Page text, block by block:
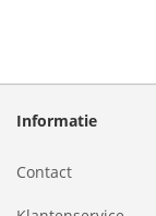
Informatie
Contact